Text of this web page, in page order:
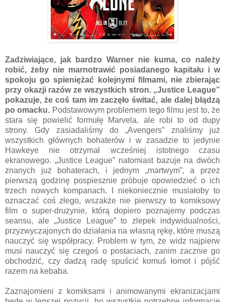
Zadziwiające, jak bardzo Warner nie kuma, co należy
robić, żeby nie marnotrawić posiadanego kapitału i w
spokoju go spieniężać kolejnymi filmami, nie zbierając
przy okazji razów ze wszystkich stron. „Justice League”
pokazuje, że coś tam im zaczęło świtać, ale dalej błądzą
po omacku. Podstawowym problemem tego filmu jest to, że
stara się powielić formułę Marvela, ale robi to od dupy
strony. Gdy zasiadaliśmy do „Avengers” znaliśmy już
wszystkich głównych bohaterów i w zasadzie to jedynie
Hawkeye nie otrzymał wcześniej istotnego czasu
ekranowego. „Justice League” natomiast bazuje na dwóch
znanych już bohaterach, i jednym „martwym”, a przez
pierwszą godzinę pospiesznie próbuje opowiedzieć o ich
trzech nowych kompanach. I niekoniecznie musiałoby to
oznaczać coś złego, wszakże nie pierwszy to komiksowy
film o super-drużynie, którą dopiero poznajemy podczas
seansu, ale „Justice League” to zlepek indywidualności,
przyzwyczajonych do działania na własną rękę, które muszą
nauczyć się współpracy. Problem w tym, że widz najpierw
musi nauczyć się czegoś o postaciach, zanim zacznie go
obchodzić, czy dadzą radę spuścić komuś łomot i pójść
razem na kebaba.
Zaznajomieni z komiksami i animowanymi ekranizacjami